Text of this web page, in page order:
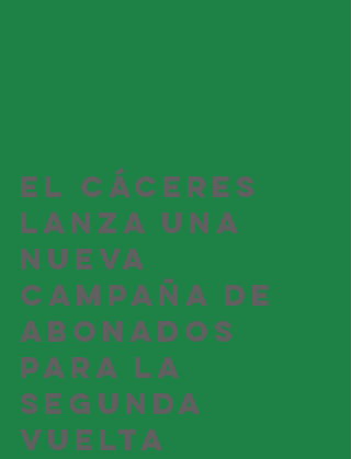
El Cáceres
lanza una
nueva
campaña de
abonados
para la
segunda
vuelta